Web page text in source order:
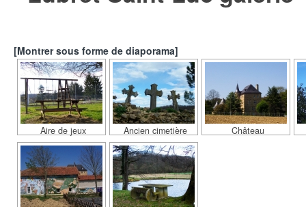
[Montrer sous forme de diaporama]
Aire de jeux Ancien cimetière Château